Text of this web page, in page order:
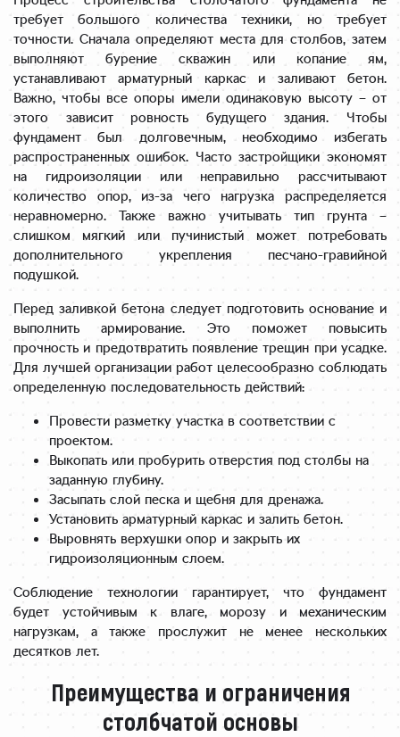
требует большого количества техники, но требует
точности. Сначала определяют места для столбов, затем
выполняют бурение скважин или копание ям,
устанавливают арматурный каркас и заливают бетон.
Важно, чтобы все опоры имели одинаковую высоту – от
этого зависит ровность будущего здания. Чтобы
фундамент был долговечным, необходимо избегать
распространенных ошибок. Часто застройщики экономят
на гидроизоляции или неправильно рассчитывают
количество опор, из-за чего нагрузка распределяется
неравномерно. Также важно учитывать тип грунта –
слишком мягкий или пучинистый может потребовать
дополнительного укрепления песчано-гравийной
подушкой.
Перед заливкой бетона следует подготовить основание и
выполнить армирование. Это поможет повысить
прочность и предотвратить появление трещин при усадке.
Для лучшей организации работ целесообразно соблюдать
определенную последовательность действий:
Провести разметку участка в соответствии с
проектом.
Выкопать или пробурить отверстия под столбы на
заданную глубину.
Засыпать слой песка и щебня для дренажа.
Установить арматурный каркас и залить бетон.
Выровнять верхушки опор и закрыть их
гидроизоляционным слоем.
Соблюдение технологии гарантирует, что фундамент
будет устойчивым к влаге, морозу и механическим
нагрузкам, а также прослужит не менее нескольких
десятков лет.
Преимущества и ограничения
столбчатой основы